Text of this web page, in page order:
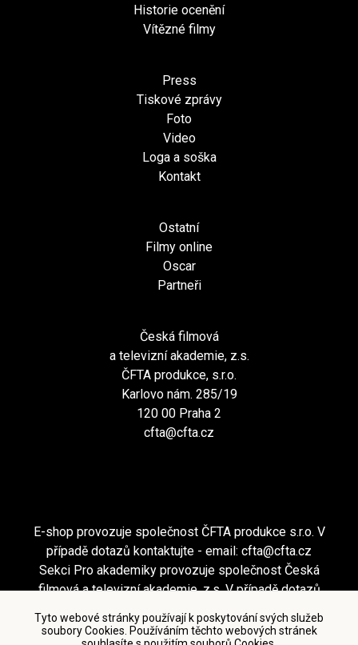
Tyto webové stránky používají k poskytování svých služeb
soubory Cookies. Používáním těchto webových stránek
Historie ocenění
Vítězné filmy
Press
Tiskové zprávy
Foto
Video
Loga a soška
Kontakt
Ostatní
Filmy online
Oscar
Partneři
Česká filmová
a televizní akademie, z.s.
ČFTA produkce, s.r.o.
Karlovo nám. 285/19
120 00 Praha 2
cfta@cfta.cz
E-shop provozuje společnost ČFTA produkce s.r.o. V
případě dotazů kontaktujte - email: cfta@cfta.cz
Sekci Pro akademiky provozuje společnost Česká
filmová a televizní akademie, z.s. V případě dotazů